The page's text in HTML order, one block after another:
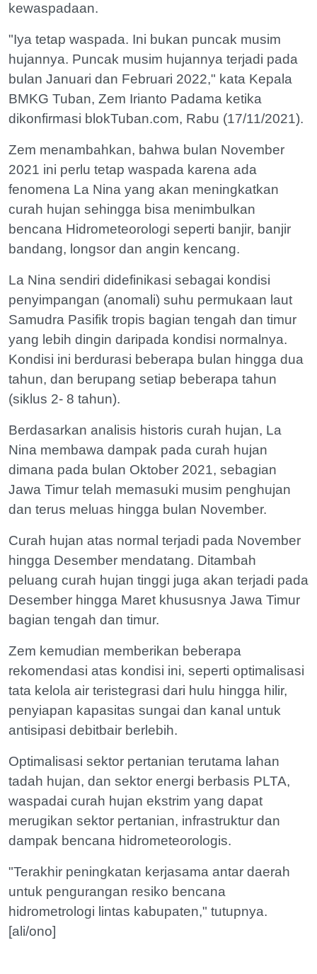
kewaspadaan.
"Iya tetap waspada. Ini bukan puncak musim
hujannya. Puncak musim hujannya terjadi pada
bulan Januari dan Februari 2022," kata Kepala
BMKG Tuban, Zem Irianto Padama ketika
dikonfirmasi blokTuban.com, Rabu (17/11/2021).
Zem menambahkan, bahwa bulan November
2021 ini perlu tetap waspada karena ada
fenomena La Nina yang akan meningkatkan
curah hujan sehingga bisa menimbulkan
bencana Hidrometeorologi seperti banjir, banjir
bandang, longsor dan angin kencang.
La Nina sendiri didefinikasi sebagai kondisi
penyimpangan (anomali) suhu permukaan laut
Samudra Pasifik tropis bagian tengah dan timur
yang lebih dingin daripada kondisi normalnya.
Kondisi ini berdurasi beberapa bulan hingga dua
tahun, dan berupang setiap beberapa tahun
(siklus 2- 8 tahun).
Berdasarkan analisis historis curah hujan, La
Nina membawa dampak pada curah hujan
dimana pada bulan Oktober 2021, sebagian
Jawa Timur telah memasuki musim penghujan
dan terus meluas hingga bulan November.
Curah hujan atas normal terjadi pada November
hingga Desember mendatang. Ditambah
peluang curah hujan tinggi juga akan terjadi pada
Desember hingga Maret khususnya Jawa Timur
bagian tengah dan timur.
Zem kemudian memberikan beberapa
rekomendasi atas kondisi ini, seperti optimalisasi
tata kelola air teristegrasi dari hulu hingga hilir,
penyiapan kapasitas sungai dan kanal untuk
antisipasi debitbair berlebih.
Optimalisasi sektor pertanian terutama lahan
tadah hujan, dan sektor energi berbasis PLTA,
waspadai curah hujan ekstrim yang dapat
merugikan sektor pertanian, infrastruktur dan
dampak bencana hidrometeorologis.
"Terakhir peningkatan kerjasama antar daerah
untuk pengurangan resiko bencana
hidrometrologi lintas kabupaten," tutupnya.
[ali/ono]